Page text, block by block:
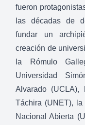
fueron
las décadas de
fundar un
creación de
la Rómulo
Universidad
Alvarado (UCLA),
Táchira (UNET),
Nacional Abierta